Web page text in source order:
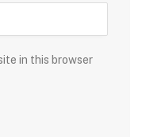
in this browser